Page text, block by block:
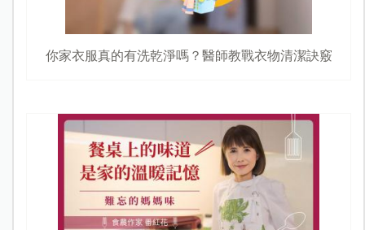
你家衣服真的有洗乾淨嗎？醫師教戰衣物清潔訣竅